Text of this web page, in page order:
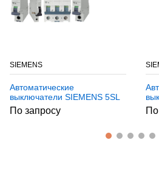
SIEMENS
Автоматические
выключатели SIEMENS 5SL
По запросу